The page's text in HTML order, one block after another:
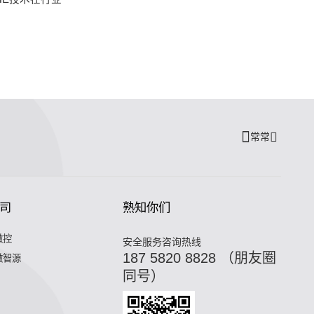
常常
控
智源
熟知你们
安全服务咨询热线
187 5820 8828 （朋友圈
同号）